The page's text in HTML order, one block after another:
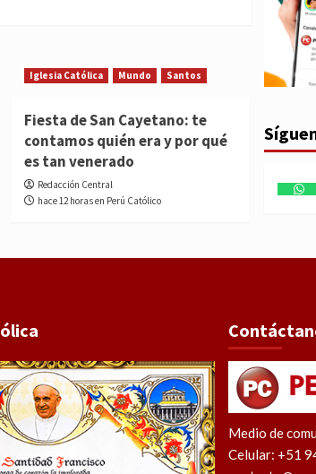
Iglesia Católica Mundo Santos
Fiesta de San Cayetano: te
contamos quién era y por qué
es tan venerado
Redacción Central
hace 12 horas en Perú Católico
Medio de
Celular: +51